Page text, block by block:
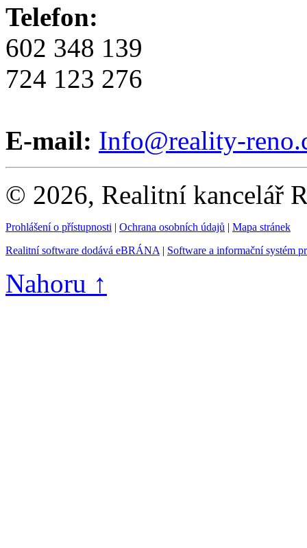
Telefon:
602 348 139
724 123 276
E-mail: Info@reality-
© 2026, Realitní kancelář
Prohlášení o přístupnosti | Ochrana osobních údajů | Mapa stránek
Realitní software dodává eBRÁNA | Software a informační systém
Nahoru ↑